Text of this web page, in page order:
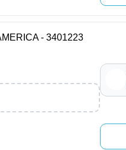
- 3401223